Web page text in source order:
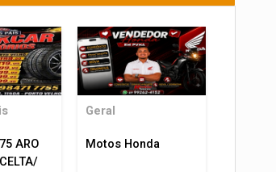
ARO
Geral
Motos Honda